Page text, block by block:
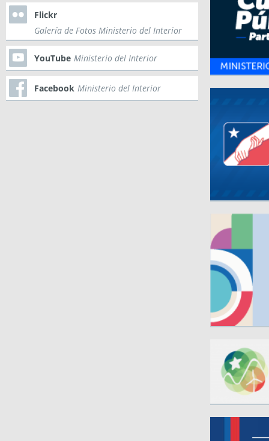
Flickr
Galería de Fotos Ministerio del Interior
YouTube Ministerio del Interior
Facebook Ministerio del Interior